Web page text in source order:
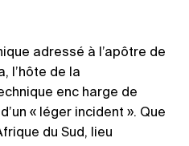
adressé à l’apôtre de
l’hôte de la
enc harge de
« léger incident ». Que
du Sud, lieu